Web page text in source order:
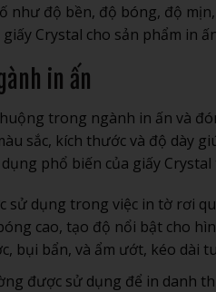
như độ bền, độ bóng, độ
Crystal cho sản phẩm in
in ấn
trong ngành in ấn và
sắc, kích thước và độ dày
phổ biến của giấy
sử dụng trong việc in tờ rơi
cao, tạo độ nổi bật cho
bụi bẩn, và ẩm ướt, kéo dài
được sử dụng để in danh